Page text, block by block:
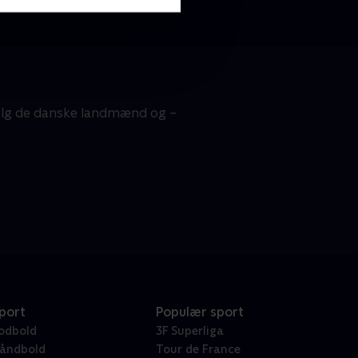
de danske landmænd og –
Populær sport
3F Superliga
Tour de France